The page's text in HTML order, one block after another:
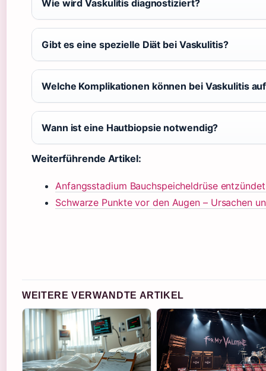
Wie wird Vaskulitis diagnostiziert?
Gibt es eine spezielle Diät bei Vaskulitis?
Welche Komplikationen können bei Vaskulitis
Wann ist eine Hautbiopsie notwendig?
Weiterführende Artikel:
Anfangsstadium Bauchspeicheldrüse
Schwarze Punkte vor den Augen – Ursachen
WEITERE VERWANDTE ARTIKEL